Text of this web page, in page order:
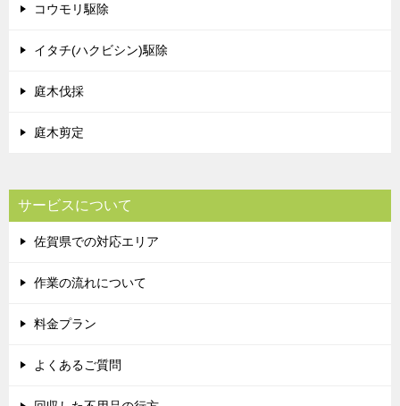
コウモリ駆除
イタチ(ハクビシン)駆除
庭木伐採
庭木剪定
サービスについて
佐賀県での対応エリア
作業の流れについて
料金プラン
よくあるご質問